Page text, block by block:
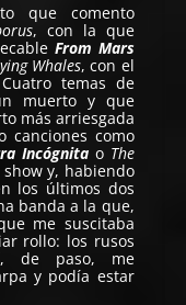
que comento
, con la que
From Mars
Whales, con el
temas de
muerto y que
más arriesgada
canciones como
Incógnitao The
y, habiendo
los últimos dos
banda a la que,
me suscitaba
rollo: los rusos
de paso, me
y podía estar